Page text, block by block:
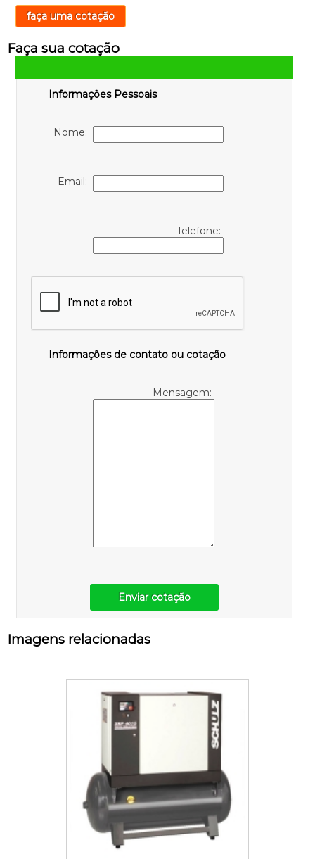
faça uma cotação
Faça sua cotação
Informações Pessoais
Nome:
Email:
Telefone:
Informações de contato ou cotação
Mensagem:
Enviar cotação
Imagens relacionadas